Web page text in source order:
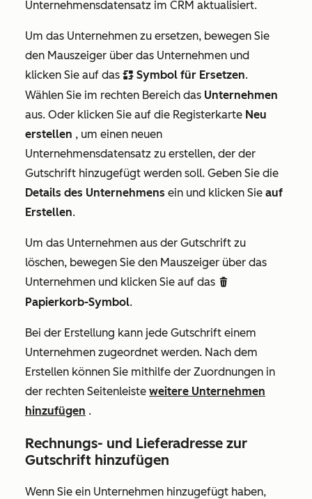
Unternehmensdatensatz im CRM aktualisiert.
Um das Unternehmen zu ersetzen, bewegen Sie
den Mauszeiger über das Unternehmen und
klicken Sie auf das replace Symbol für Ersetzen.
Wählen Sie im rechten Bereich das Unternehmen
aus. Oder klicken Sie auf die Registerkarte Neu
erstellen , um einen neuen
Unternehmensdatensatz zu erstellen, der der
Gutschrift hinzugefügt werden soll. Geben Sie die
Details des Unternehmens ein und klicken Sie auf
Erstellen.
Um das Unternehmen aus der Gutschrift zu
löschen, bewegen Sie den Mauszeiger über das
Unternehmen und klicken Sie auf das delete
Papierkorb-Symbol.
Bei der Erstellung kann jede Gutschrift einem
Unternehmen zugeordnet werden. Nach dem
Erstellen können Sie mithilfe der Zuordnungen in
der rechten Seitenleiste weitere Unternehmen
hinzufügen .
Rechnungs- und Lieferadresse zur
Gutschrift hinzufügen
Wenn Sie ein Unternehmen hinzugefügt haben,